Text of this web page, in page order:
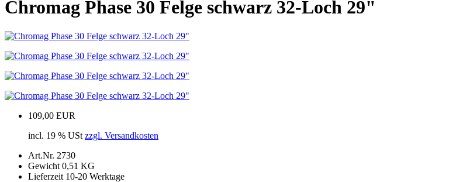
Chromag Phase 30 Felge schwarz 32-Loch 29"
109,00 EUR
incl. 19 % USt zzgl. Versandkosten
Art.Nr. 2730
Gewicht 0,51 KG
Lieferzeit 10-20 Werktage